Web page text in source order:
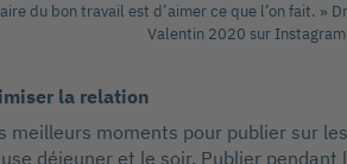
du bon travail est d’aimer ce que l’on fait. »
Valentin 2020 sur
la relation
meilleurs moments pour publier sur
déjeuner et le soir. Publier